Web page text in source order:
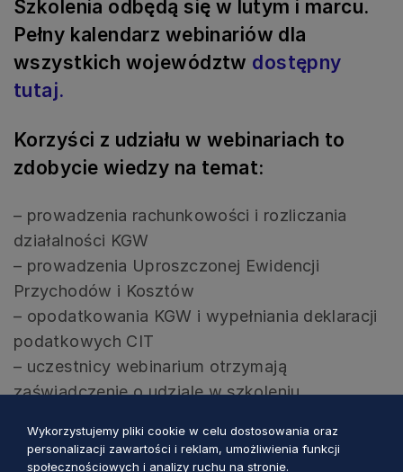
Szkolenia odbędą się w lutym i marcu.
Pełny kalendarz webinariów dla
wszystkich województw dostępny
tutaj.
Korzyści z udziału w webinariach to
zdobycie wiedzy na temat:
– prowadzenia rachunkowości i rozliczania
działalności KGW
– prowadzenia Uproszczonej Ewidencji
Przychodów i Kosztów
– opodatkowania KGW i wypełniania deklaracji
podatkowych CIT
– uczestnicy webinarium otrzymają
zaświadczenie o udziale w szkoleniu
Więcej informacji dostępnych na stronie:
https://nikidw.edu.pl/2022/02/15/kgw-na-cito-
Wykorzystujemy pliki cookie w celu dostosowania oraz
personalizacji zawartości i reklam, umożliwienia funkcji
społecznościowych i analizy ruchu na stronie.